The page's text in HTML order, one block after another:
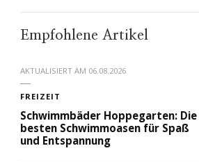
Empfohlene Artikel
AKTUALISIERT AM 06.08.2026
FREIZEIT
Schwimmbäder Hoppegarten: Die
besten Schwimmoasen für Spaß
und Entspannung